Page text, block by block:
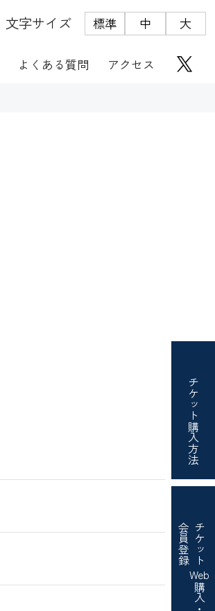
文字サイズ 標準 中 大
よくある質問 アクセス
チケット
購入方法
チケット
Web
購入・
会員登録